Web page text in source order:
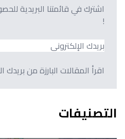
اشترك في قائمتنا البريدية
!
اقرأ المقالات البارزة من بريدك
التصنيفات